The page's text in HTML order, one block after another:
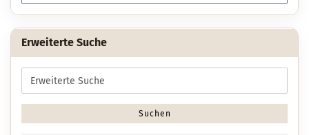
Erweiterte Suche
Erweiterte
Suche
Suchen